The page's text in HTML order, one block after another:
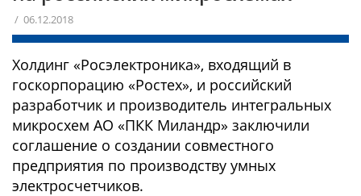
/ 06.12.2018
Холдинг «Росэлектроника», входящий в
госкорпорацию «Ростех», и российский
разработчик и производитель интегральных
микросхем АО «ПКК Миландр» заключили
соглашение о создании совместного
предприятия по производству умных
электросчетчиков.